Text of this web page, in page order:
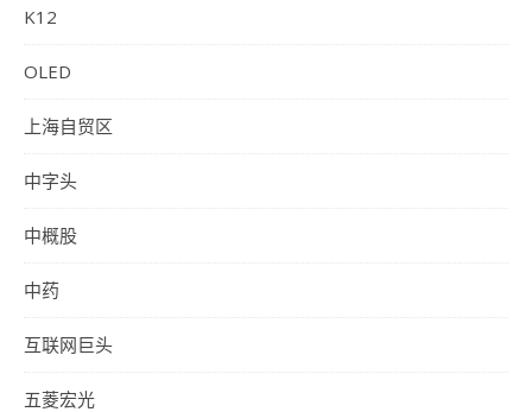
K12
OLED
上海自贸区
中字头
中概股
中药
互联网巨头
五菱宏光